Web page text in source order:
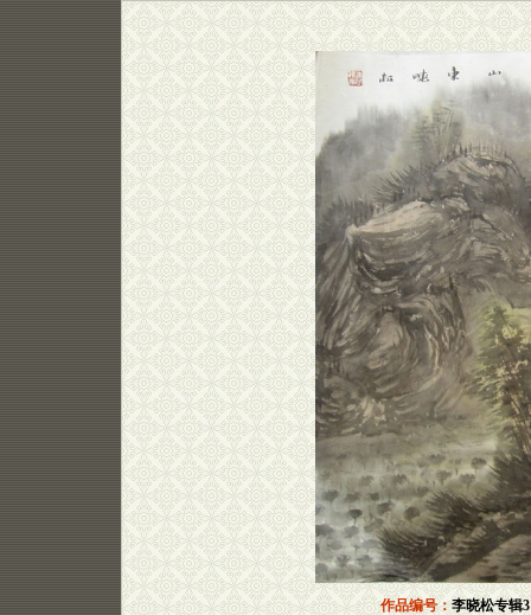
作品编号：李晓松专辑3